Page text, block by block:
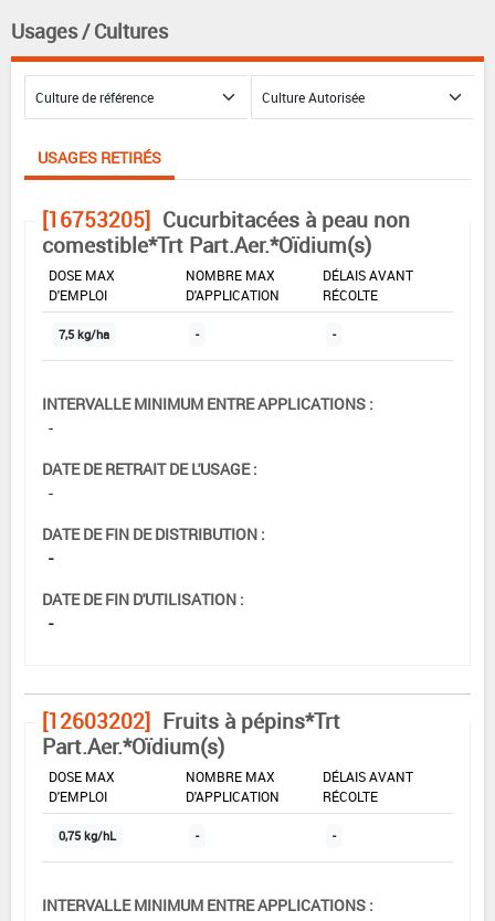
Usages / Cultures
USAGES RETIRÉS
[16753205] Cucurbitacées à peau non
comestible*Trt Part.Aer.*Oïdium(s)
DOSE MAX
D'EMPLOI
NOMBRE MAX
D'APPLICATION
DÉLAIS AVANT
RÉCOLTE
7,5 kg/ha - -
INTERVALLE MINIMUM ENTRE APPLICATIONS :
-
DATE DE RETRAIT DE L'USAGE :
-
DATE DE FIN DE DISTRIBUTION :
-
DATE DE FIN D'UTILISATION :
-
[12603202] Fruits à pépins*Trt
Part.Aer.*Oïdium(s)
DOSE MAX
D'EMPLOI
NOMBRE MAX
D'APPLICATION
DÉLAIS AVANT
RÉCOLTE
0,75 kg/hL - -
INTERVALLE MINIMUM ENTRE APPLICATIONS :